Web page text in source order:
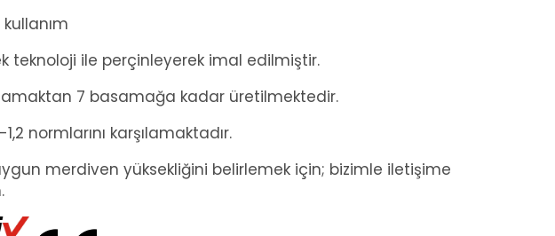
teknoloji ile perçinleyerek imal edilmiştir.
7 basamağa kadar üretilmektedir.
1,2 normlarını karşılamaktadır.
merdiven yüksekliğini belirlemek için; bizimle iletişime